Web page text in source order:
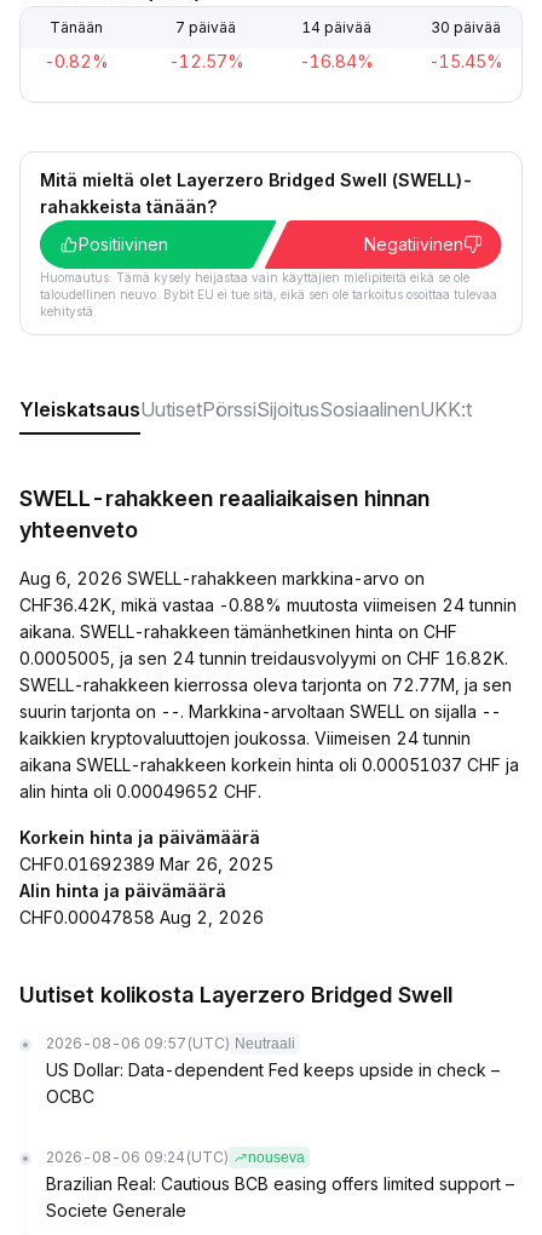
Tänään 7 päivää 14 päivää 30 päivää
-0.82% -12.57% -16.84% -15.45%
Mitä mieltä olet Layerzero Bridged Swell (SWELL)-
rahakkeista tänään?
Positiivinen
Negatiivinen
Huomautus: Tämä kysely heijastaa vain käyttäjien mielipiteitä eikä se ole
taloudellinen neuvo. Bybit EU ei tue sitä, eikä sen ole tarkoitus osoittaa tulevaa
kehitystä.
YleiskatsausUutisetPörssiSijoitusSosiaalinenUKK:t
SWELL-rahakkeen reaaliaikaisen hinnan
yhteenveto
Aug 6, 2026 SWELL-rahakkeen markkina-arvo on
CHF36.42K, mikä vastaa -0.88% muutosta viimeisen 24 tunnin
aikana. SWELL-rahakkeen tämänhetkinen hinta on CHF
0.0005005, ja sen 24 tunnin treidausvolyymi on CHF 16.82K.
SWELL-rahakkeen kierrossa oleva tarjonta on 72.77M, ja sen
suurin tarjonta on --. Markkina-arvoltaan SWELL on sijalla --
kaikkien kryptovaluuttojen joukossa. Viimeisen 24 tunnin
aikana SWELL-rahakkeen korkein hinta oli 0.00051037 CHF ja
alin hinta oli 0.00049652 CHF.
Korkein hinta ja päivämäärä
CHF0.01692389 Mar 26, 2025
Alin hinta ja päivämäärä
CHF0.00047858 Aug 2, 2026
Uutiset kolikosta Layerzero Bridged Swell
2026-08-06 09:57 (UTC) Neutraali
US Dollar: Data-dependent Fed keeps upside in check –
OCBC
2026-08-06 09:24 (UTC) nouseva
Brazilian Real: Cautious BCB easing offers limited support –
Societe Generale